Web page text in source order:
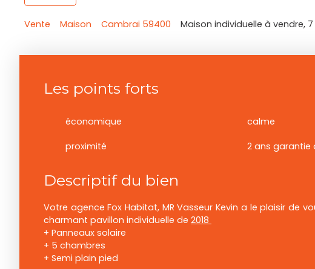
Vente Maison Cambrai 59400 Maison individuelle à vendre,
Les points forts
économique calme
proximité 2 ans garantie
Descriptif du bien
Votre agence Fox Habitat, MR Vasseur Kevin a le plaisir de
charmant pavillon individuelle de 2018
+ Panneaux solaire
+ 5 chambres
+ Semi plain pied